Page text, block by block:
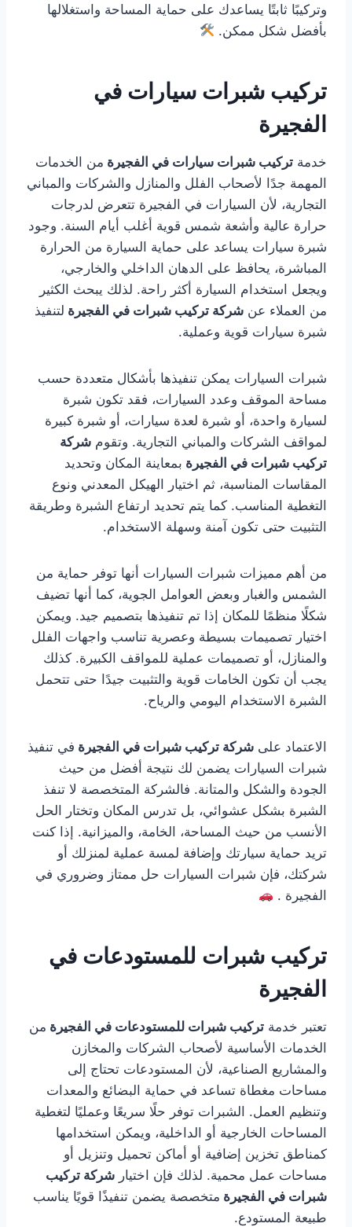
وتركيبًا ثابتًا يساعدك على حماية المساحة واستغلالها
بأفضل شكل ممكن.
تركيب شبرات سيارات في
الفجيرة
خدمة تركيب شبرات سيارات في الفجيرة من الخدمات
المهمة جدًا لأصحاب الفلل والمنازل والشركات والمباني
التجارية، لأن السيارات في الفجيرة تتعرض لدرجات
حرارة عالية وأشعة شمس قوية أغلب أيام السنة. وجود
شبرة سيارات يساعد على حماية السيارة من الحرارة
المباشرة، يحافظ على الدهان الداخلي والخارجي،
ويجعل استخدام السيارة أكثر راحة. لذلك يبحث الكثير
من العملاء عن شركة تركيب شبرات في الفجيرة لتنفيذ
شبرة سيارات قوية وعملية.
شبرات السيارات يمكن تنفيذها بأشكال متعددة حسب
مساحة الموقف وعدد السيارات، فقد تكون شبرة
لسيارة واحدة، أو شبرة لعدة سيارات، أو شبرة كبيرة
لمواقف الشركات والمباني التجارية. وتقوم شركة
تركيب شبرات في الفجيرة بمعاينة المكان وتحديد
المقاسات المناسبة، ثم اختيار الهيكل المعدني ونوع
التغطية المناسب. كما يتم تحديد ارتفاع الشبرة وطريقة
التثبيت حتى تكون آمنة وسهلة الاستخدام.
من أهم مميزات شبرات السيارات أنها توفر حماية من
الشمس والغبار وبعض العوامل الجوية، كما أنها تضيف
شكلًا منظمًا للمكان إذا تم تنفيذها بتصميم جيد. ويمكن
اختيار تصميمات بسيطة وعصرية تناسب واجهات الفلل
والمنازل، أو تصميمات عملية للمواقف الكبيرة. كذلك
يجب أن تكون الخامات قوية والتثبيت جيدًا حتى تتحمل
الشبرة الاستخدام اليومي والرياح.
الاعتماد على شركة تركيب شبرات في الفجيرة في تنفيذ
شبرات السيارات يضمن لك نتيجة أفضل من حيث
الجودة والشكل والمتانة. فالشركة المتخصصة لا تنفذ
الشبرة بشكل عشوائي، بل تدرس المكان وتختار الحل
الأنسب من حيث المساحة، الخامة، والميزانية. إذا كنت
تريد حماية سيارتك وإضافة لمسة عملية لمنزلك أو
شركتك، فإن شبرات السيارات حل ممتاز وضروري في
الفجيرة .
تركيب شبرات للمستودعات في
الفجيرة
تعتبر خدمة تركيب شبرات للمستودعات في الفجيرة من
الخدمات الأساسية لأصحاب الشركات والمخازن
والمشاريع الصناعية، لأن المستودعات تحتاج إلى
مساحات مغطاة تساعد في حماية البضائع والمعدات
وتنظيم العمل. الشبرات توفر حلًا سريعًا وعمليًا لتغطية
المساحات الخارجية أو الداخلية، ويمكن استخدامها
كمناطق تخزين إضافية أو أماكن تحميل وتنزيل أو
مساحات عمل محمية. لذلك فإن اختيار شركة تركيب
شبرات في الفجيرة متخصصة يضمن تنفيذًا قويًا يناسب
طبيعة المستودع.